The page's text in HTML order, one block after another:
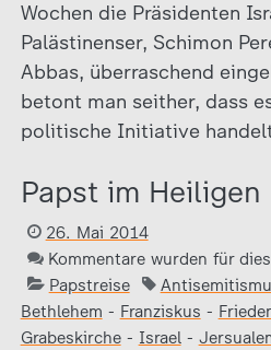
Wochen die Präsidenten
Palästinenser, Schimon
Abbas, überraschend
betont man seither, dass
politische Initiative
Papst im Heiligen
26. Mai 2014
Kommentare wurden für
Papstreise
Bethlehem - Franziskus -
Grabeskirche- Israel-